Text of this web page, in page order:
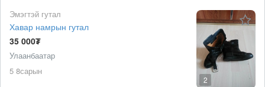
2
Эмэгтэй гутал
Хавар намрын гутал
35 000₮
Улаанбаатар
5 8сарын